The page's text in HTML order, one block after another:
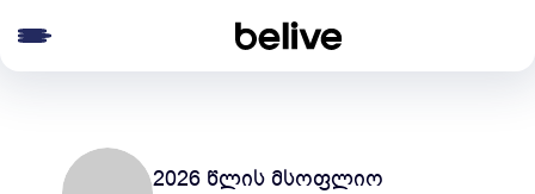
2026 წლის მსოფლიო